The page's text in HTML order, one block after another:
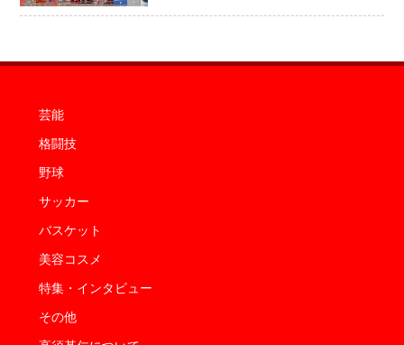
なった」
芸能
格闘技
野球
サッカー
バスケット
美容コスメ
特集・インタビュー
その他